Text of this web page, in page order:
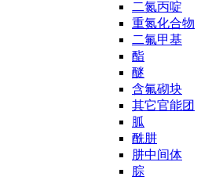
二氮丙啶
重氮化合物
二氟甲基
酯
醚
含氟砌块
其它官能团
胍
酰肼
肼中间体
腙